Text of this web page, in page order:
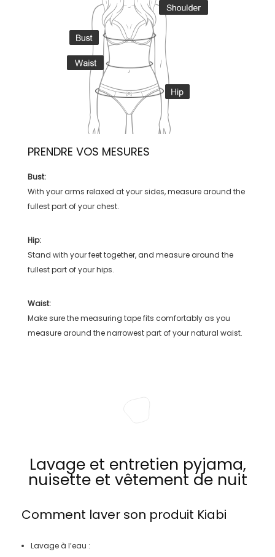
PRENDRE VOS MESURES
Bust:
With your arms relaxed at your sides, measure around the
fullest part of your chest.
Hip:
Stand with your feet together, and measure around the
fullest part of your hips.
Waist:
Make sure the measuring tape fits comfortably as you
measure around the narrowest part of your natural waist.
Lavage et entretien pyjama,
nuisette et vêtement de nuit
Comment laver son produit Kiabi
Lavage à l’eau :